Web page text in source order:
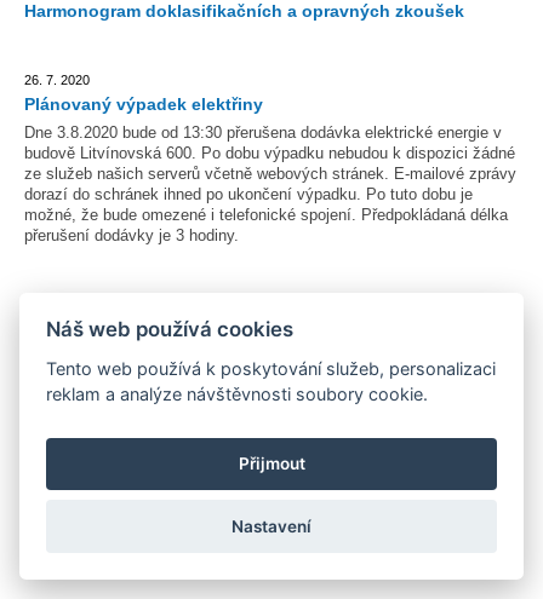
Harmonogram doklasifikačních a opravných zkoušek
26. 7. 2020
Plánovaný výpadek elektřiny
Dne 3.8.2020 bude od 13:30 přerušena dodávka elektrické energie v
budově Litvínovská 600. Po dobu výpadku nebudou k dispozici žádné
ze služeb našich serverů včetně webových stránek. E-mailové zprávy
dorazí do schránek ihned po ukončení výpadku. Po tuto dobu je
možné, že bude omezené i telefonické spojení. Předpokládaná délka
přerušení dodávky je 3 hodiny.
Provoz školy v době prázdnin, zahájení školního roku
Ředitelské volno
V souladu s § 24 odst. 2 zákona č. 561/2004 Sb. vyhlašuji ve dnech
29. - 30. června 2020 ředitelské volno.
Náš web používá cookies
Tento web používá k poskytování služeb, personalizaci
reklam a analýze návštěvnosti soubory cookie.
Přijmout
Nastavení